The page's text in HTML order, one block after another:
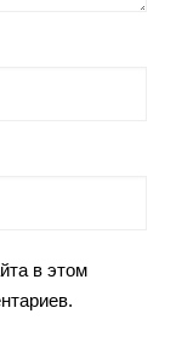
в этом